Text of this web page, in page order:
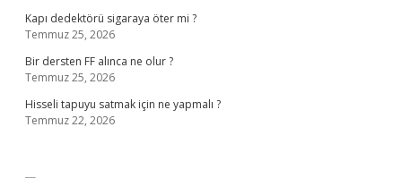
Kapı dedektörü sigaraya öter mi ?
Temmuz 25, 2026
Bir dersten FF alınca ne olur ?
Temmuz 25, 2026
Hisseli tapuyu satmak için ne yapmalı ?
Temmuz 22, 2026